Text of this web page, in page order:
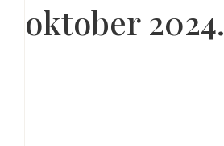
oktober 2024.